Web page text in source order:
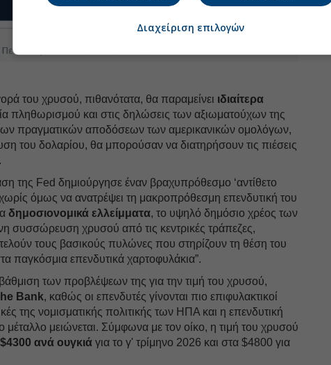
του χρυσού, πιθανότατα, θα παραμείνει ιδιαίτερα
πληθωρισμού και στις δηλώσεις των αξιωματούχων της
πραγματικών αποδόσεων των αμερικανικών ομολόγων,
του δολαρίου, θα μπορούσαν να διατηρήσουν τις πιέσεις
της Fed δημιούργησε έναν βραχυπρόθεσμο ‘αντίθετο
όμως να ανατρέψει τη μακροπρόθεσμη επενδυτική του
δημοσιονομικά ελλείμματα, το υψηλό δημόσιο χρέος των
συσσώρευση χρυσού από τις κεντρικές τράπεζες,
τους βασικούς πυλώνες που στηρίζουν τη θέση του
παγκόσμια επενδυτικά χαρτοφυλάκια”.
των προβλέψεων της για την τιμή του χρυσού,
Bank, καθώς οι επενδυτές γίνονται πιο επιφυλακτικοί
της νομισματικής πολιτικής των ΗΠΑ και η επενδυτική
μέταλλο μειώνεται. Σύμφωνα με τον οίκο, η τιμή του χρυσού
$4300 ανά ουγκιά για το γ' τρίμηνο 2026 και στα $4800 για
Διαχείριση επιλογών